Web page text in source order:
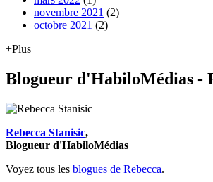
novembre 2021 (2)
octobre 2021 (2)
+Plus
Blogueur d'HabiloMédias -
Rebecca Stanisic,
Blogueur d'HabiloMédias
Voyez tous les blogues de Rebecca.